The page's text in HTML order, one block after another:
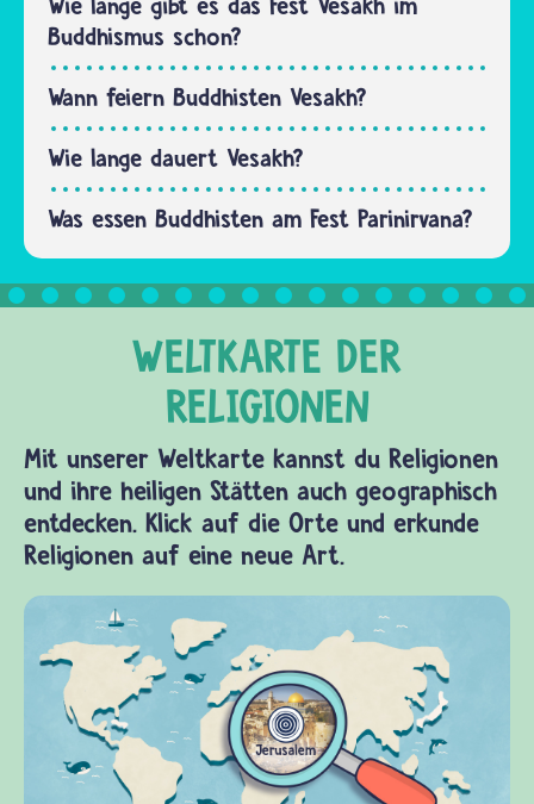
Jesus. Er
ist für
sie der
Sohn
Gottes.
Durch…
Buddhismus schon?
Wann feiern Buddhisten Vesakh?
Wie lange dauert Vesakh?
Was essen Buddhisten am Fest Parinirvana?
Mit unserer Weltkarte kannst du Religionen
und ihre heiligen Stätten auch geographisch
entdecken. Klick auf die Orte und erkunde
Religionen auf eine neue Art.